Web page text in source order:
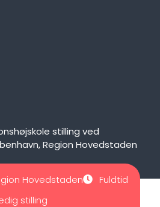
stilling ved
Region Hovedstaden
Hovedstaden
Fuldtid
stilling